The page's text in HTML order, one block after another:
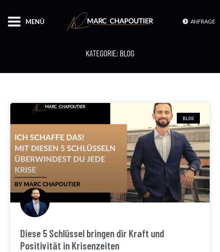
MENÜ ANFRAGE
KATEGORIE: BLOG
BLOG
Diese 5 Schlüssel bringen dir Kraft und
Positivität in Krisenzeiten